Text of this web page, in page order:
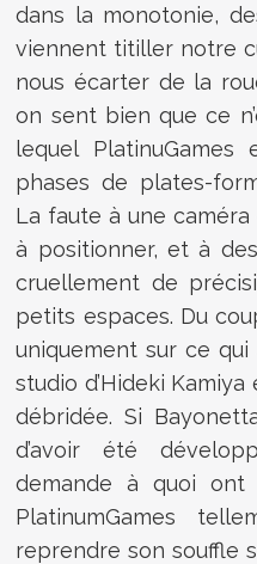
dans la monotonie,
viennent titiller notre
nous écarter de la
on sent bien que ce
lequel PlatinuGames
phases de plates-
La faute à une caméra
à positionner, et à
cruellement de
petits espaces. Du
uniquement sur ce
studio d’Hideki Kamiya
débridée. Si
d’avoir été
demande à quoi ont
PlatinumGames
reprendre son souffle